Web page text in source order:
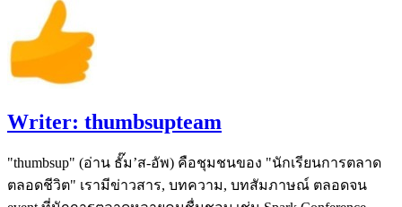
Writer: thumbsupteam
"thumbsup" (อ่าน ธั๊ม’ส-อัพ) คือชุมชนของ "นักเรียนการตลาด
ตลอดชีวิต" เรามีข่าวสาร, บทความ, บทสัมภาษณ์ ตลอดจน